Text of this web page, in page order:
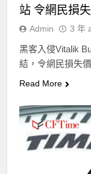
站 令網民損
Admin 3 年
黑客入侵Vitalik
結，令網民損失
Read More